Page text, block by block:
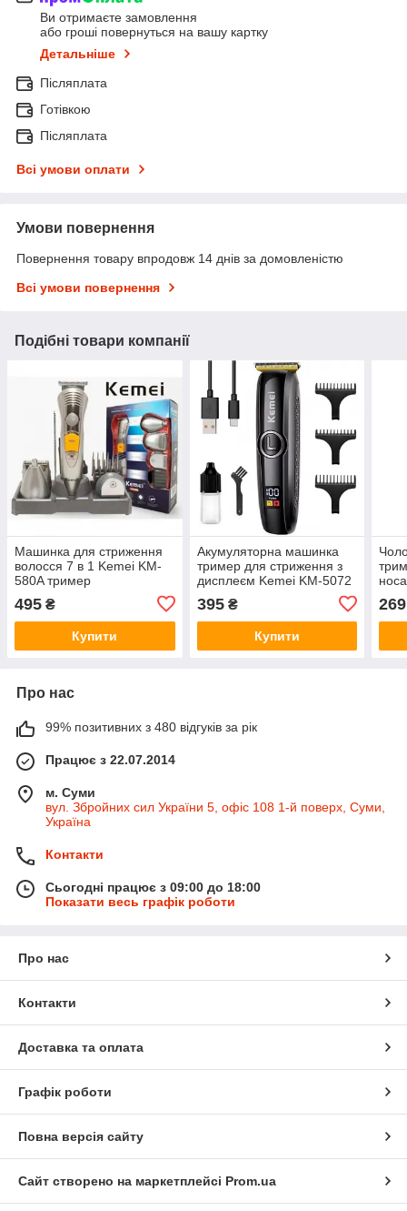
Ви отримаєте замовлення
або гроші повернуться на вашу картку
Детальніше
Післяплата
Готівкою
Післяплата
Всі умови оплати
Умови повернення
Повернення товару впродовж 14 днів за домовленістю
Всі умови повернення
Подібні товари компанії
Машинка для стриження
волосся 7 в 1 Kemei KM-
580A тример
495 ₴
Купити
Акумуляторна машинка
тример для стриження з
дисплеєм Kemei KM-5072
з 3 насадками (1,2,3 мм)
395₴
Купити
на
269
Про нас
99% позитивних з 480 відгуків за рік
Працює з 22.07.2014
м. Суми
вул. Збройних сил України 5, офіс 108 1-й поверх, Суми,
Україна
Контакти
Сьогодні працює з 09:00 до 18:00
Показати весь графік роботи
Про нас
Контакти
Доставка та оплата
Графік роботи
Повна версія сайту
Сайт створено на маркетплейсі Prom.ua